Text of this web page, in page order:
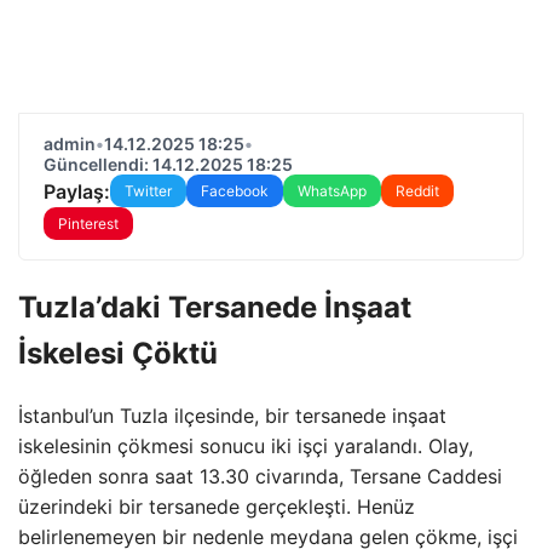
admin•14.12.2025 18:25•
Güncellendi: 14.12.2025 18:25
Paylaş: Twitter Facebook WhatsApp
Reddit
Pinterest
Tuzla’daki Tersanede İnşaat
İskelesi Çöktü
İstanbul’un Tuzla ilçesinde, bir tersanede inşaat
iskelesinin çökmesi sonucu iki işçi yaralandı. Olay,
öğleden sonra saat 13.30 civarında, Tersane Caddesi
üzerindeki bir tersanede gerçekleşti. Henüz
belirlenemeyen bir nedenle meydana gelen çökme, işçi